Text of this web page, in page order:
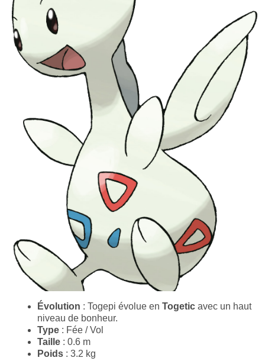
Évolution : Togepi évolue en Togetic avec un haut
niveau de bonheur.
Type : Fée / Vol
Taille : 0.6 m
Poids : 3.2 kg